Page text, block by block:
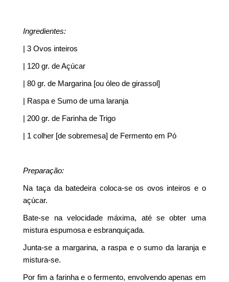
Ingredientes:
| 3 Ovos inteiros
| 120 gr. de Açúcar
| 80 gr. de Margarina [ou óleo de girassol]
| Raspa e Sumo de uma laranja
| 200 gr. de Farinha de Trigo
| 1 colher [de sobremesa] de Fermento em Pó
Preparação:
Na taça da batedeira coloca-se os ovos inteiros e o
açúcar.
Bate-se na velocidade máxima, até se obter uma
mistura espumosa e esbranquiçada.
Junta-se a margarina, a raspa e o sumo da laranja e
mistura-se.
Por fim a farinha e o fermento, envolvendo apenas em